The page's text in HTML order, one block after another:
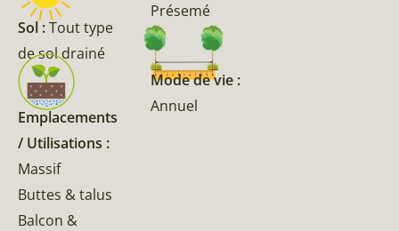
Sol :Tout type
de sol drainé
Emplacements
/ Utilisations :
Massif
Buttes & talus
Balcon &
Présemé
Mode de vie :
Annuel